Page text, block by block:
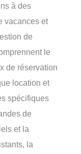
à des
vacances et
de
le
de réservation
location et
spécifiques
de
et la
la